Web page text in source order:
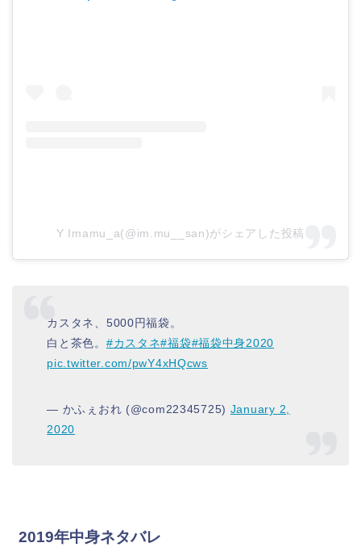
Y Imamu_a(@im.mu__san)がシェアした投稿
カスタネ、5000円福袋。
白と茶色。 #カスタネ#福袋#福袋中身2020
pic.twitter.com/pwY4xHQcws
— かふぇおれ (@com22345725) January 2,
2020
2019年中身ネタバレ